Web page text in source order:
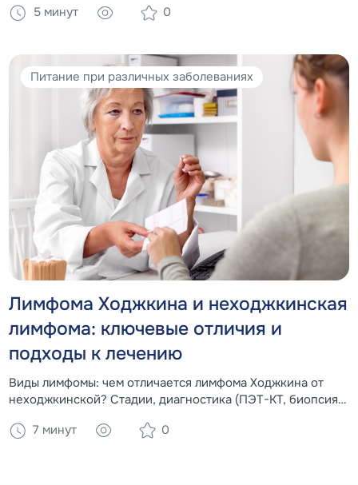
5 минут 0
Питание при различных заболеваниях
Лимфома Ходжкина и неходжкинская
лимфома: ключевые отличия и
подходы к лечению
Виды лимфомы: чем отличается лимфома Ходжкина от
неходжкинской? Стадии, диагностика (ПЭТ-КТ, биопсия),
поддержки в восстановлении.
7 минут 0